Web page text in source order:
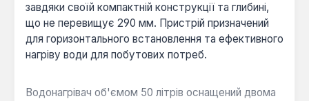
завдяки своїй компактній конструкції та глибині,
що не перевищує 290 мм. Пристрій призначений
для горизонтального встановлення та ефективного
нагріву води для побутових потреб.
Водонагрівач об'ємом 50 літрів оснащений двома